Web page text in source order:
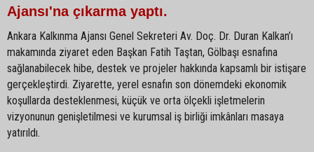
Ajansı'na çıkarma yaptı.
Ankara Kalkınma Ajansı Genel Sekreteri Av. Doç. Dr. Duran Kalkan’ı
makamında ziyaret eden Başkan Fatih Taştan, Gölbaşı esnafına
sağlanabilecek hibe, destek ve projeler hakkında kapsamlı bir istişare
gerçekleştirdi. Ziyarette, yerel esnafın son dönemdeki ekonomik
koşullarda desteklenmesi, küçük ve orta ölçekli işletmelerin
vizyonunun genişletilmesi ve kurumsal iş birliği imkânları masaya
yatırıldı.